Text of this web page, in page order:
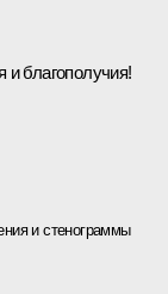
и благополучия!
и стенограммы